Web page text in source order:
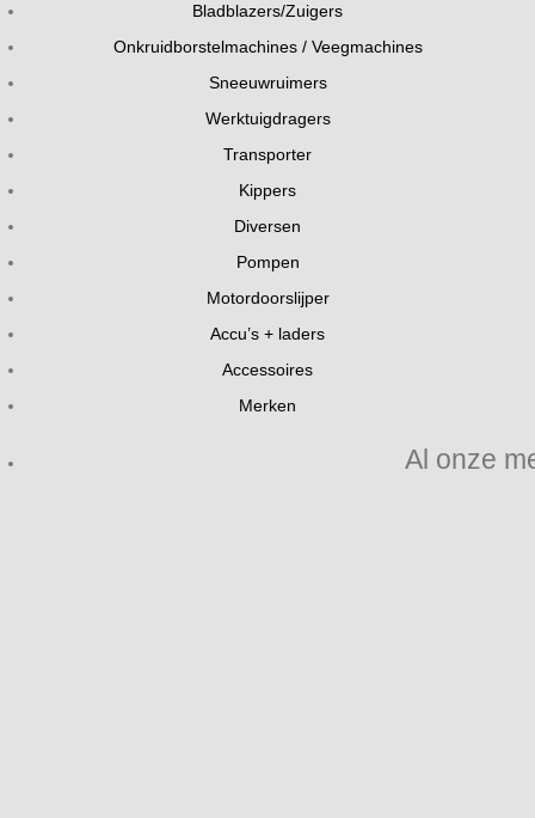
Bladblazers/Zuigers
Onkruidborstelmachines / Veegmachines
Sneeuwruimers
Werktuigdragers
Transporter
Kippers
Diversen
Pompen
Motordoorslijper
Accu’s + laders
Accessoires
Merken
Al onze